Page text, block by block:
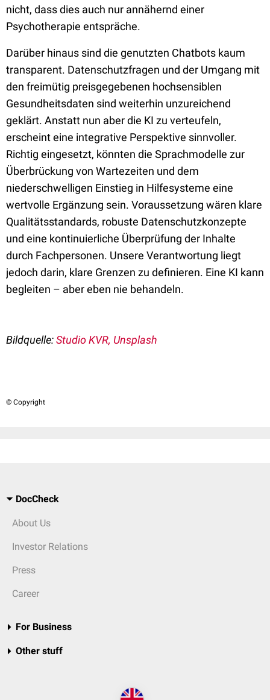
nicht, dass dies auch nur annähernd einer
Psychotherapie entspräche.
Darüber hinaus sind die genutzten Chatbots kaum
transparent. Datenschutzfragen und der Umgang mit
den freimütig preisgegebenen hochsensiblen
Gesundheitsdaten sind weiterhin unzureichend
geklärt. Anstatt nun aber die KI zu verteufeln,
erscheint eine integrative Perspektive sinnvoller.
Richtig eingesetzt, könnten die Sprachmodelle zur
Überbrückung von Wartezeiten und dem
niederschwelligen Einstieg in Hilfesysteme eine
wertvolle Ergänzung sein. Voraussetzung wären klare
Qualitätsstandards, robuste Datenschutzkonzepte
und eine kontinuierliche Überprüfung der Inhalte
durch Fachpersonen. Unsere Verantwortung liegt
jedoch darin, klare Grenzen zu definieren. Eine KI kann
begleiten – aber eben nie behandeln.
Bildquelle:Studio KVR, Unsplash
© Copyright
DocCheck
About Us
Investor Relations
Press
Career
For Business
Other stuff